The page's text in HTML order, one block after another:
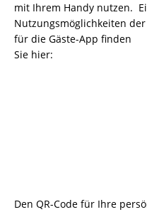
mit Ihrem Handy nutzen.
Nutzungsmöglichkeiten
für die Gäste-App finden
Sie hier:
Den QR-Code für Ihre